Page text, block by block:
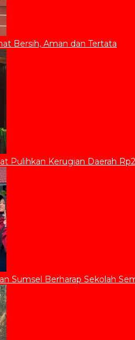
Bersih, Aman dan Tertata
Pulihkan Kerugian Daerah
Sumsel Berharap Sekolah